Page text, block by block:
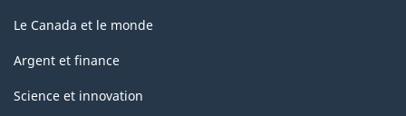
Le Canada et le monde
Argent et finance
Science et innovation